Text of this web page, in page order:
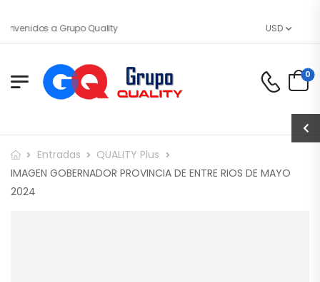
a Grupo Quality USD
0
Entradas
QUALITY Plus
IMAGEN GOBERNADOR PROVINCIA DE ENTRE RIOS DE MAYO
2024